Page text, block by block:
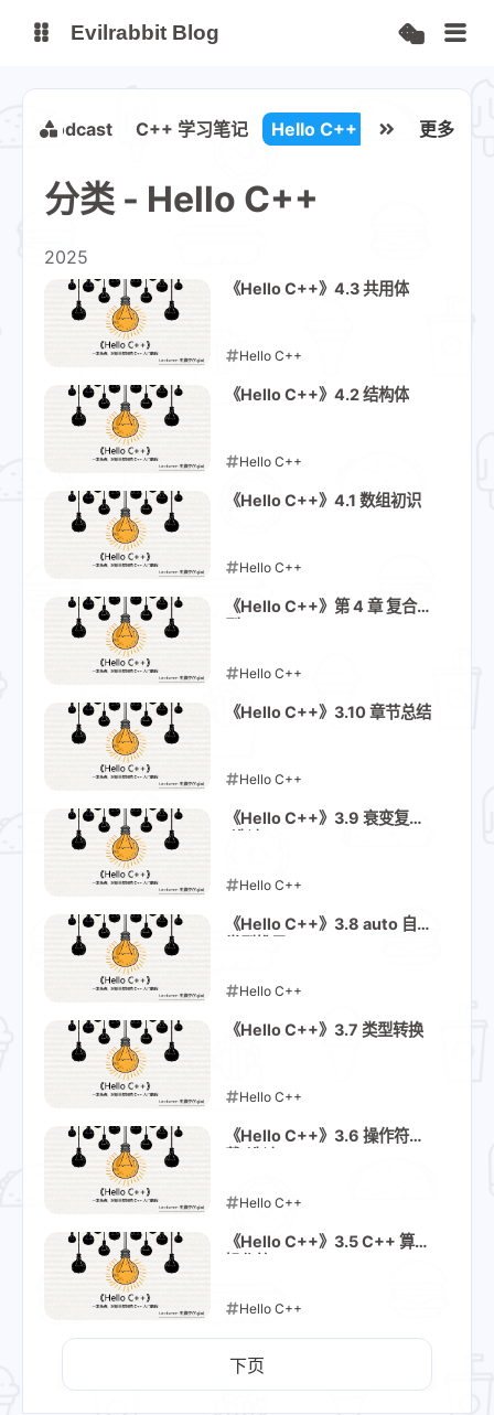
服务状态
Evilrabbit Blog
podcast C++ 学习笔记 Hello C++ 更多
分类 - Hello C++
2025
《Hello C++》4.3 共用体
Hello C++
2025-12-16
《Hello C++》4.2 结构体
Hello C++
2025-12-09
《Hello C++》4.1 数组初识
Hello C++
2025-11-23
《Hello C++》第 4 章 复合类
Hello C++
2025-11-23
《Hello C++》3.10 章节总结
Hello C++
2025-11-20
《Hello C++》3.9 衰变复制
Hello C++
2025-11-19
《Hello C++》3.8 auto 自动
Hello C++
2025-11-18
《Hello C++》3.7 类型转换
Hello C++
2025-11-17
《Hello C++》3.6 操作符重
Hello C++
2025-11-16
《Hello C++》3.5 C++ 算术
Hello C++
2025-11-16
下页